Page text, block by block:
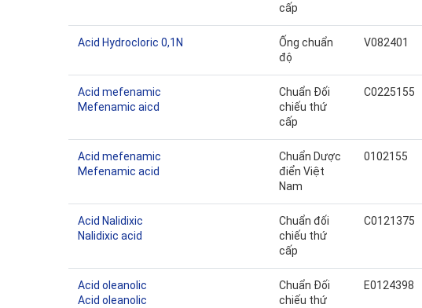
cấp
Acid Hydrocloric 0,1N
Ống chuẩn
độ
V082401
Acid mefenamic
Mefenamic aicd
Chuẩn Đối
chiếu thứ
cấp
C0225155
Acid mefenamic
Mefenamic acid
Chuẩn Dược
điển Việt
Nam
0102155
Acid Nalidixic
Nalidixic acid
Chuẩn đối
chiếu thứ
cấp
C0121375
Acid oleanolic
Acid oleanolic
Chuẩn Đối
chiếu thứ
E0124398